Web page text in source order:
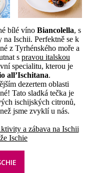
bílé víno Biancolella, s
na Ischii. Perfektně se k
z Tyrhénského moře a
s pravou italskou
specialitu, kterou je
all’Ischitana.
dezertem oblasti
Tato sladká tečka je
ischijských citronů,
jsme zvyklí u nás.
a zábava na Ischii
Ischie